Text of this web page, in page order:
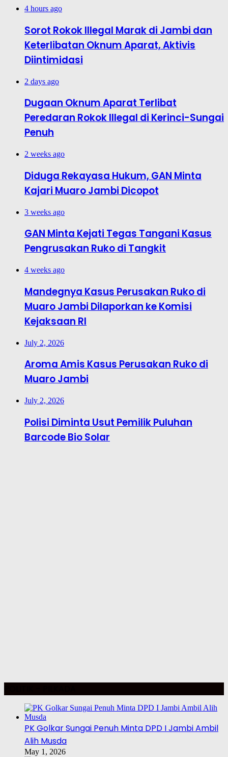
4 hours ago
Sorot Rokok Illegal Marak di Jambi dan
Keterlibatan Oknum Aparat, Aktivis
Diintimidasi
2 days ago
Dugaan Oknum Aparat Terlibat
Peredaran Rokok Illegal di Kerinci-Sungai
Penuh
2 weeks ago
Diduga Rekayasa Hukum, GAN Minta
Kajari Muaro Jambi Dicopot
3 weeks ago
GAN Minta Kejati Tegas Tangani Kasus
Pengrusakan Ruko di Tangkit
4 weeks ago
Mandegnya Kasus Perusakan Ruko di
Muaro Jambi Dilaporkan ke Komisi
Kejaksaan RI
July 2, 2026
Aroma Amis Kasus Perusakan Ruko di
Muaro Jambi
July 2, 2026
Polisi Diminta Usut Pemilik Puluhan
Barcode Bio Solar
PK Golkar Sungai Penuh Minta DPD I Jambi Ambil
Alih Musda
May 1, 2026